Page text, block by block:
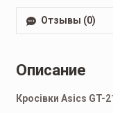
Отзывы (0)
Описание
Кросівки Asics GT-